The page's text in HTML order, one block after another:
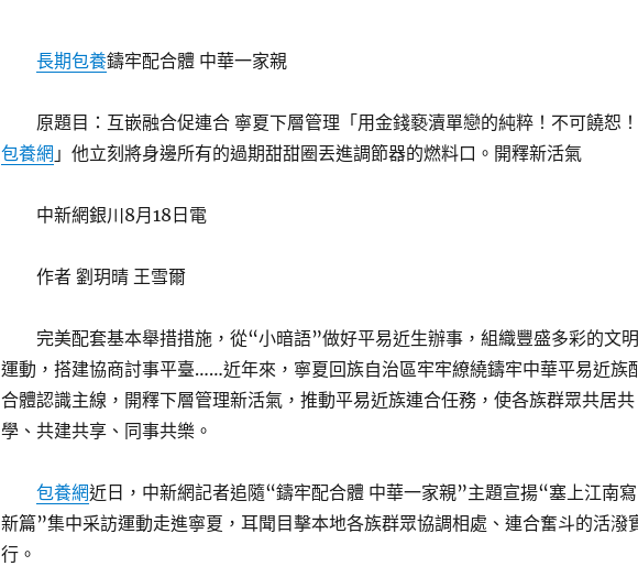
長期包養鑄牢配合體 中華一家親
原題目：互嵌融合促連合 寧夏下層管理「用金錢褻瀆單戀的純粹！不可饒恕！
包養網 」他立刻將身邊所有的過期甜甜圈丟進調節器的燃料口。開釋新活氣
中新網銀川8月18日電
作者 劉玥晴 王雪爾
完美配套基本舉措措施，從“小暗語”做好平易近生辦事，組織豐盛多彩的文明
運動，搭建協商討事平臺……近年來，寧夏回族自治區牢牢繚繞鑄牢中華平易近族
合體認識主線，開釋下層管理新活氣，推動平易近族連合任務，使各族群眾共居共
學、共建共享、同事共樂。
包養網近日，中新網記者追隨“鑄牢配合體 中華一家親”主題宣揚“塞上江南寫
新篇”集中采訪運動走進寧夏，耳聞目擊本地各族群眾協調相處、連合奮斗的活潑
行。